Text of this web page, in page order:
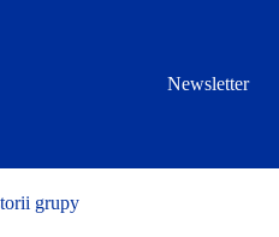
Newsletter
grupy